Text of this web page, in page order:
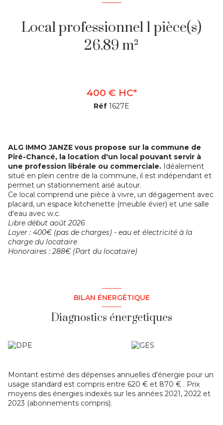
Local professionnel 1 pièce(s)
26.89 m²
400 € HC*
Réf 1627E
ALG IMMO JANZE vous propose sur la commune de
Piré-Chancé, la location d'un local pouvant servir à
une profession libérale ou commerciale. Idéalement
situé en plein centre de la commune, il est indépendant et
permet un stationnement aisé autour.
Ce local comprend une pièce à vivre, un dégagement avec
placard, un espace kitchenette (meuble évier) et une salle
d'eau avec w.c.
Libre début août 2026
Loyer : 400€ (pas de charges) - eau et électricité à la
charge du locataire
Honoraires : 288€ (Part du locataire)
BILAN ÉNERGÉTIQUE
Diagnostics énergetiques
Montant estimé des dépenses annuelles d'énergie pour un
usage standard est compris entre 620 € et 870 € . Prix
moyens des énergies indexés sur les années 2021, 2022 et
2023 (abonnements compris).